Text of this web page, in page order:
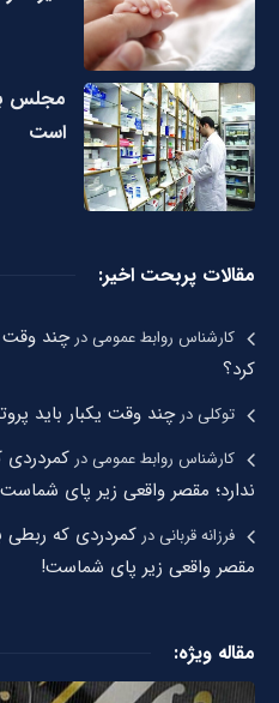
مجلس
است
مقالات پربحت اخیر:
کارشناس روابط عمومیدرچند وقت
کرد؟
توکلیدرچند وقت یکبار باید
کارشناس روابط عمومیدر
ندارد؛ مقصر واقعی زیر پای
فرزانه قربانیدر کمردردی که ربطی
مقصر واقعی زیر پای شماست!
مقاله ویژه: